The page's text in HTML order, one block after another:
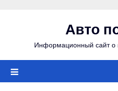
Авто
Информационный сайт о